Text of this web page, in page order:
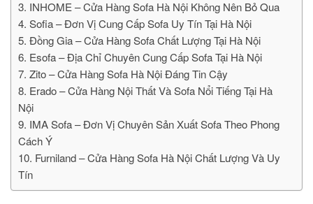
3. INHOME – Cửa Hàng Sofa Hà Nội Không Nên Bỏ Qua
4. Sofia – Đơn Vị Cung Cấp Sofa Uy Tín Tại Hà Nội
5. Đồng Gia – Cửa Hàng Sofa Chất Lượng Tại Hà Nội
6. Esofa – Địa Chỉ Chuyên Cung Cấp Sofa Tại Hà Nội
7. Zito – Cửa Hàng Sofa Hà Nội Đáng Tin Cậy
8. Erado – Cửa Hàng Nội Thất Và Sofa Nổi Tiếng Tại Hà
Nội
9. IMA Sofa – Đơn Vị Chuyên Sản Xuất Sofa Theo Phong
Cách Ý
10. Furniland – Cửa Hàng Sofa Hà Nội Chất Lượng Và Uy
Tín